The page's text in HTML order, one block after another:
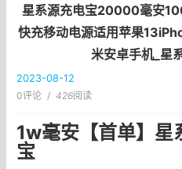
星系源充电宝20000毫安
快充移动电源适用苹果
米安卓手机_星
2023-08-12
0评论 / 426阅读
1w毫安【首单】星
宝